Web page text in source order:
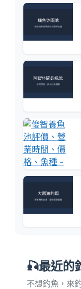
🎣最近的
不想釣魚，來